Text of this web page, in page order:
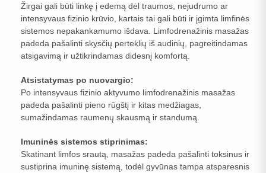
Žirgai gali būti linkę į edemą dėl traumos, nejudrumo ar
intensyvaus fizinio krūvio, kartais tai gali būti ir įgimta limfinės
sistemos nepakankamumo išdava. Limfodrenažinis masažas
padeda pašalinti skysčių perteklių iš audinių, pagreitindamas
atsigavimą ir užtikrindamas didesnį komfortą.
Atsistatymas po nuovargio:
Po intensyvaus fizinio aktyvumo limfodrenažinis masažas
padeda pašalinti pieno rūgštį ir kitas medžiagas,
sumažindamas raumenų skausmą ir standumą.
Imuninės sistemos stiprinimas:
Skatinant limfos srautą, masažas padeda pašalinti toksinus ir
sustiprina imuninę sistemą, todėl gyvūnas tampa atsparesnis